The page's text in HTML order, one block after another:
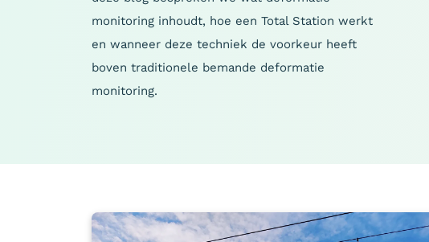
monitoring inhoudt, hoe een Total Station werkt
en wanneer deze techniek de voorkeur heeft
boven traditionele bemande deformatie
monitoring.